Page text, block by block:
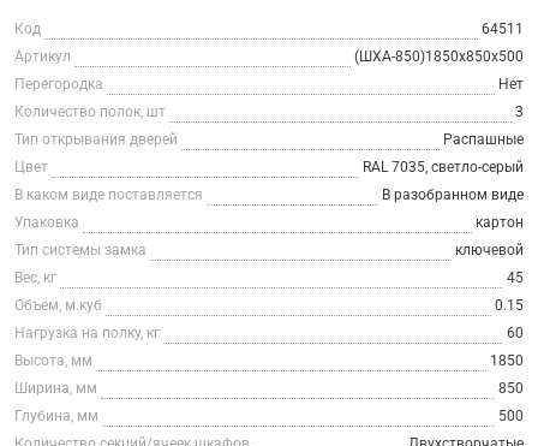
Код
64511
Артикул
(ШХА-850)1850x850x500
Перегородка
Нет
Количество полок, шт
3
Тип открывания дверей
Распашные
Цвет
RAL 7035, светло-серый
В каком виде поставляется
В разобранном виде
Упаковка
картон
Тип системы замка
ключевой
Вес, кг
45
Объем, м.куб
0.15
Нагрузка на полку, кг
60
Высота, мм
1850
Ширина, мм
850
Глубина, мм
500